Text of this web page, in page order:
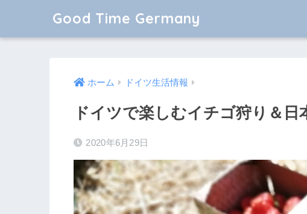
Good Time Germany
ホーム ドイツ生活情報
ドイツで楽しむイチゴ狩り＆日
2020年6月29日